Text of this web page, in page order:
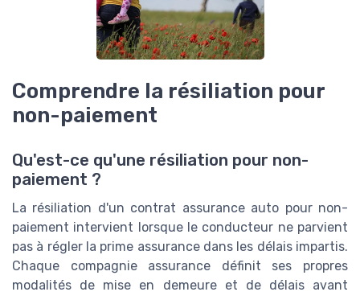
Comprendre la résiliation pour
non-paiement
Qu'est-ce qu'une résiliation pour non-
paiement ?
La résiliation d'un contrat assurance auto pour non-
paiement intervient lorsque le conducteur ne parvient
pas à régler la prime assurance dans les délais impartis.
Chaque compagnie assurance définit ses propres
modalités de mise en demeure et de délais avant